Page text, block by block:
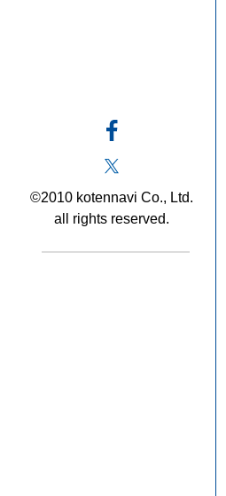
©2010 kotennavi Co., Ltd.
all rights reserved.